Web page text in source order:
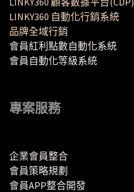
LINKY360 自動化行銷系統
品牌全域行銷
會員紅利點數自動化系統
會員自動化等級系統
專案服務
企業會員整合
會員策略規劃
會員APP整合開發